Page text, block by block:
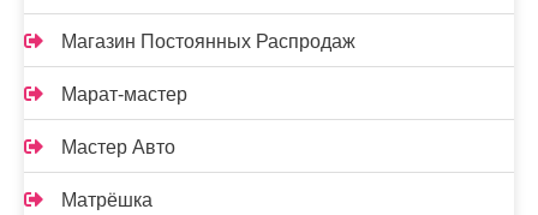
Магазин Постоянных Распродаж
Марат-мастер
Мастер Авто
Матрёшка